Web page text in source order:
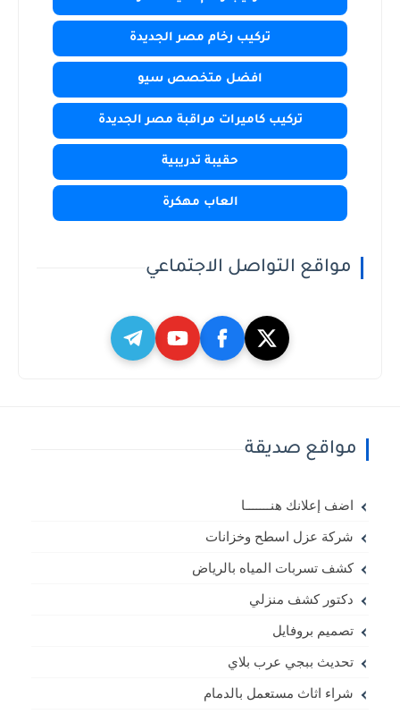
تركيب رخام مصر الجديدة
افضل متخصص سيو
تركيب كاميرات مراقبة مصر الجديدة
حقيبة تدريبية
العاب مهكرة
مواقع التواصل الاجتماعي
مواقع صديقة
اضف إعلانك هنـــــــا
شركة عزل اسطح وخزانات
كشف تسربات المياه بالرياض
دكتور كشف منزلي
تصميم بروفايل
تحديث ببجي عرب بلاي
شراء اثاث مستعمل بالدمام